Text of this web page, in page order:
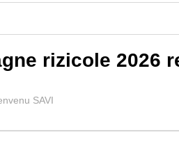
rizicole 2026
SAVI